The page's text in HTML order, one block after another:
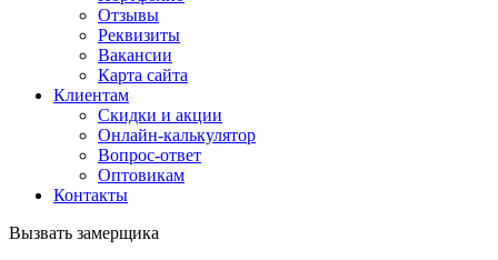
Отзывы
Реквизиты
Вакансии
Карта сайта
Клиентам
Скидки и акции
Онлайн-калькулятор
Вопрос-ответ
Оптовикам
Контакты
Вызвать замерщика